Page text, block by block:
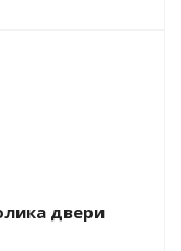
двери